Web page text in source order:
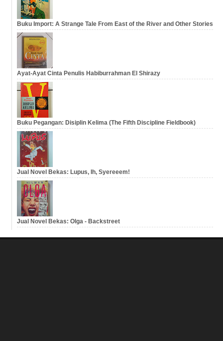
Buku Import: A Strange Tale From East of the River and Other Stories
Ayat-Ayat Cinta Penulis Habiburrahman El Shirazy
Buku Pegangan: Disiplin Kelima (The Fifth Discipline Fieldbook)
Jual Novel Bekas: Lupus, Ih, Syereeem!
Jual Novel Bekas: Olga - Backstreet